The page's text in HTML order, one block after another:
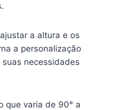
a altura e os
a personalização
necessidades
que varia de 90° a